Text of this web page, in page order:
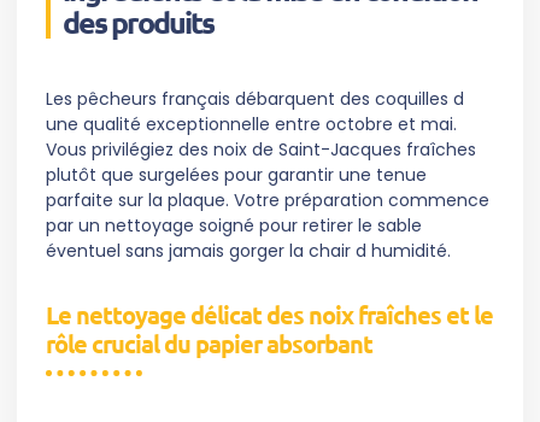
des produits
Les pêcheurs français débarquent des coquilles d
une qualité exceptionnelle entre octobre et mai.
Vous privilégiez des noix de Saint-Jacques fraîches
plutôt que surgelées pour garantir une tenue
parfaite sur la plaque. Votre préparation commence
par un nettoyage soigné pour retirer le sable
éventuel sans jamais gorger la chair d humidité.
Le nettoyage délicat des noix fraîches et le
rôle crucial du papier absorbant